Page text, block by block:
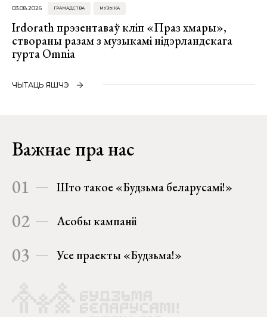
03.08.2026 ГРАМАДСТВА МУЗЫКА
Irdorath прэзентаваў кліп «Праз хмары»,
створаны разам з музыкамі нідэрландскага
гурта Omnia
ЧЫТАЦЬ ЯШЧЭ
Важнае пра нас
01 Што такое «Будзьма беларусамі!»
02 Асобы кампаніі
03 Усе праекты «Будзьма!»